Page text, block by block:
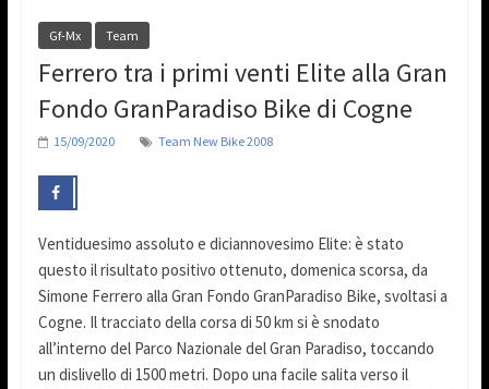
Gf-Mx Team
Ferrero tra i primi venti Elite alla Gran
Fondo GranParadiso Bike di Cogne
15/09/2020 Team New Bike 2008
Ventiduesimo assoluto e diciannovesimo Elite: è stato
questo il risultato positivo ottenuto, domenica scorsa, da
Simone Ferrero alla Gran Fondo GranParadiso Bike, svoltasi a
Cogne. Il tracciato della corsa di 50 km si è snodato
all’interno del Parco Nazionale del Gran Paradiso, toccando
un dislivello di 1500 metri. Dopo una facile salita verso il